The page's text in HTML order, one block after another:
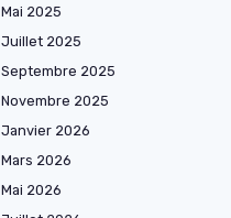
Mai 2025
Juillet 2025
Septembre 2025
Novembre 2025
Janvier 2026
Mars 2026
Mai 2026